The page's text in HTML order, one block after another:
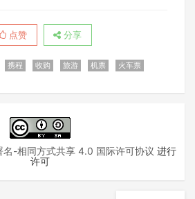
点赞 分享
携程 收购 旅游 机票 火车票
名-相同方式共享 4.0 国际许可协议 进行
许可